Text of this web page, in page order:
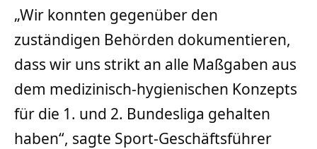
„Wir konnten gegenüber den
zuständigen Behörden dokumentieren,
dass wir uns strikt an alle Maßgaben aus
dem medizinisch-hygienischen Konzepts
für die 1. und 2. Bundesliga gehalten
haben“, sagte Sport-Geschäftsführer